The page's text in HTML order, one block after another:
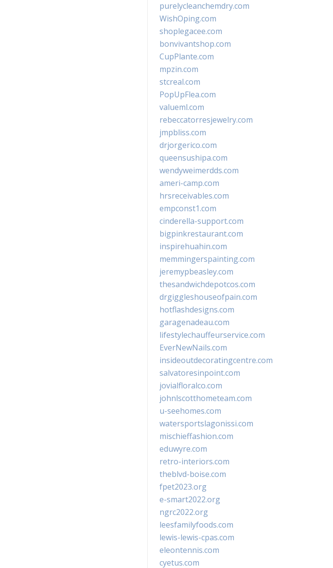
purelycleanchemdry.com
WishOping.com
shoplegacee.com
bonvivantshop.com
CupPlante.com
mpzin.com
stcreal.com
PopUpFlea.com
valueml.com
rebeccatorresjewelry.com
jmpbliss.com
drjorgerico.com
queensushipa.com
wendyweimerdds.com
ameri-camp.com
hrsreceivables.com
empconst1.com
cinderella-support.com
bigpinkrestaurant.com
inspirehuahin.com
memmingerspainting.com
jeremypbeasley.com
thesandwichdepotcos.com
drgiggleshouseofpain.com
hotflashdesigns.com
garagenadeau.com
lifestylechauffeurservice.com
EverNewNails.com
insideoutdecoratingcentre.com
salvatoresinpoint.com
jovialfloralco.com
johnlscotthometeam.com
u-seehomes.com
watersportslagonissi.com
mischieffashion.com
eduwyre.com
retro-interiors.com
theblvd-boise.com
fpet2023.org
e-smart2022.org
ngrc2022.org
leesfamilyfoods.com
lewis-lewis-cpas.com
eleontennis.com
cyetus.com